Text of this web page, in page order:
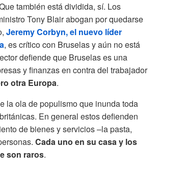
también está dividida, sí. Los
Tony Blair abogan por quedarse
Jeremy Corbyn, el nuevo líder
, es crítico con Bruselas y aún no está
defiende que Bruselas es una
y finanzas en contra del trabajador
otra Europa.
la ola de populismo que inunda toda
En general estos defienden
de bienes y servicios –la pasta,
Cada uno en su casa y los
son raros.